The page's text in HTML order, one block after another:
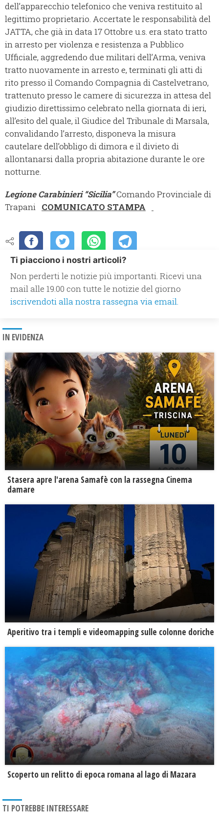
dell’apparecchio telefonico che veniva restituito al
legittimo proprietario. Accertate le responsabilità del
JATTA, che già in data 17 Ottobre u.s. era stato tratto
in arresto per violenza e resistenza a Pubblico
Ufficiale, aggredendo due militari dell’Arma, veniva
tratto nuovamente in arresto e, terminati gli atti di
rito presso il Comando Compagnia di Castelvetrano,
trattenuto presso le camere di sicurezza in attesa del
giudizio direttissimo celebrato nella giornata di ieri,
all’esito del quale, il Giudice del Tribunale di Marsala,
convalidando l’arresto, disponeva la misura
cautelare dell’obbligo di dimora e il divieto di
allontanarsi dalla propria abitazione durante le ore
notturne.
Legione Carabinieri “Sicilia”Comando Provinciale di
Trapani COMUNICATO STAMPA
Ti piacciono i nostri articoli?
Non perderti le notizie più importanti. Ricevi una
mail alle 19.00 con tutte le notizie del giorno
iscrivendoti alla nostra rassegna via email.
IN EVIDENZA
Stasera apre l'arena Samafè con la rassegna Cinema
damare
Aperitivo tra i templi e videomapping sulle colonne doriche
Scoperto un relitto di epoca romana al lago di Mazara
TI POTREBBE INTERESSARE